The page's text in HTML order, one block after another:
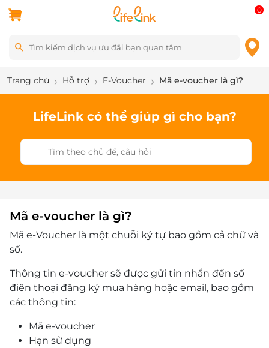
0
Trang chủ Hỗ trợ E-Voucher Mã e-voucher là gì?
LifeLink có thể giúp gì cho bạn?
Mã e-voucher là gì?
Mã e-Voucher là một chuỗi ký tự bao gồm cả chữ và
số.
Thông tin e-voucher sẽ được gửi tin nhắn đến số
điên thoại đăng ký mua hàng hoặc email, bao gồm
các thông tin:
Mã e-voucher
Hạn sử dụng